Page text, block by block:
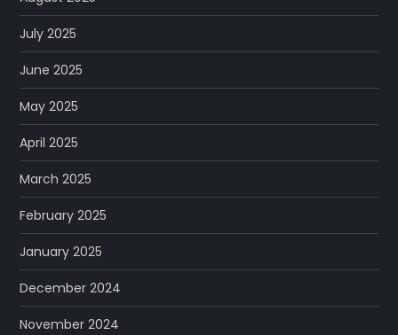
July 2025
June 2025
May 2025
April 2025
March 2025
February 2025
January 2025
December 2024
November 2024